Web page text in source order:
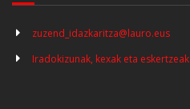
zuzend_idazkaritza@lauro.eus
Iradokizunak, kexak eta eskertzeak